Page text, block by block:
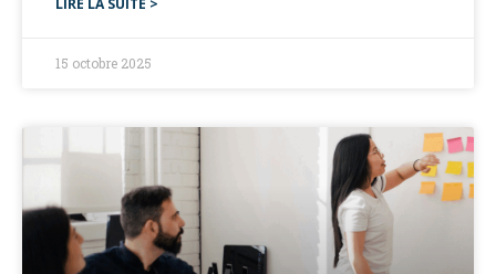
LIRE LA SUITE >
15 octobre 2025